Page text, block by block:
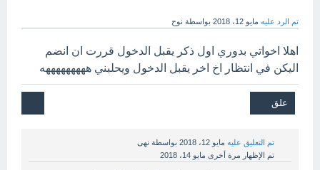
تم الرد عليه مايو 12، 2018 بواسطة نوح
اهلا اخواتي بدوري اول ذكر يقبل الدخول قررت ان انضم
اليكن في انتظار اخ اخر يقبل الدخول ويحلبني هههههههههه
تم التعليق عليه مايو 12، 2018 بواسطة نهى
تم الإظهار مرة أخرى مايو 14، 2018